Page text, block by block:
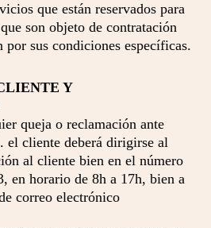
que están reservados para
son objeto de contratación
por sus condiciones específicas.
Y
queja o reclamación ante
cliente deberá dirigirse al
al cliente bien en el número
en horario de 8h a 17h, bien a
correo electrónico